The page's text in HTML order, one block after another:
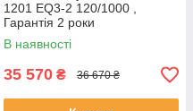
1201 EQ3-2 120/1000 ,
Гарантія 2 роки
В наявності
35 570 ₴ 36 670 ₴